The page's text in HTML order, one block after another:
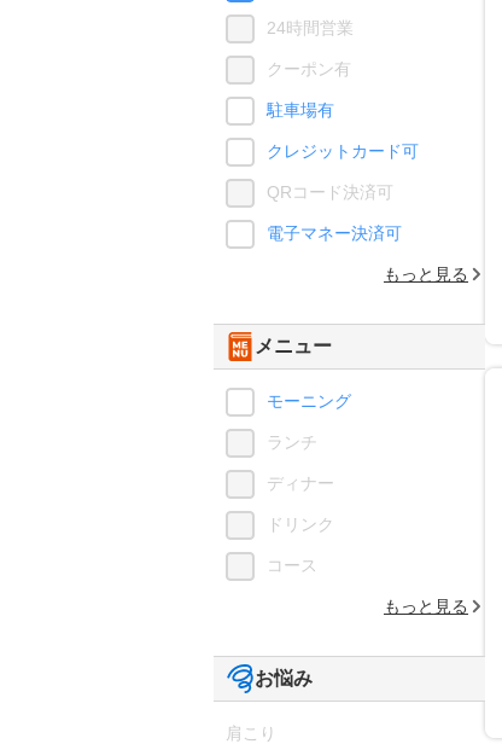
24時間営業
クーポン有
駐車場有
クレジットカード可
QRコード決済可
電子マネー決済可
もっと見る
メニュー
モーニング
ランチ
ディナー
ドリンク
コース
もっと見る
お悩み
肩こり